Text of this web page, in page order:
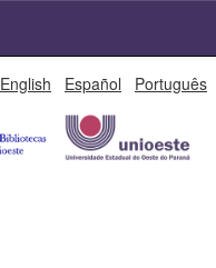
English Español Português